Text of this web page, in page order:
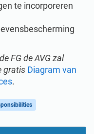
te incorporeren
FG de AVG zal
gratis Diagram van
.